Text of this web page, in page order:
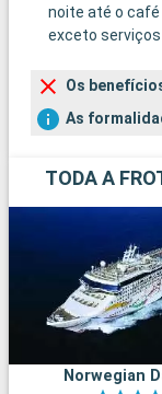
noite até o café
exceto serviços
Os
As
TODA A
Norwegian